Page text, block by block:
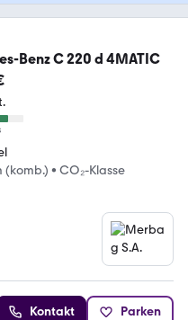
Benz C 220 d 4MATIC
(komb.) • CO₂-Klasse
Kontakt Parken